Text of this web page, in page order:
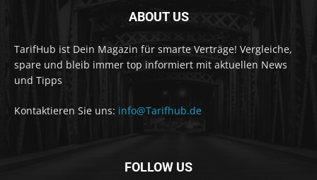
ABOUT US
TarifHub ist Dein Magazin für smarte Verträge! Vergleiche,
spare und bleib immer top informiert mit aktuellen News
und Tipps
Kontaktieren Sie uns: info@Tarifhub.de
FOLLOW US